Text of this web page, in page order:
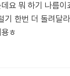
요 뭐 하기 나름
기 한번 더 돌려달
ㅎ